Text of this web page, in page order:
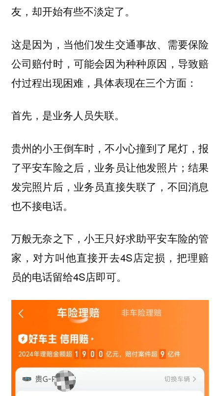
友，却开始有些不淡定了。
这是因为，当他们发生交通事故、需要保险
公司赔付时，可能会因为种种原因，导致赔
付过程出现困难，具体表现在三个方面：
首先，是业务人员失联。
贵州的小王倒车时，不小心撞到了尾灯，报
了平安车险之后，业务员让他发照片；结果
发完照片后，业务员直接失联了，不回消息
也不接电话。
万般无奈之下，小王只好求助平安车险的管
家，对方叫他直接开去4S店定损，把理赔
员的电话留给4S店即可。